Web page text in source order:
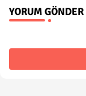
YORUM GÖNDER